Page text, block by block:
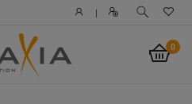
|
0